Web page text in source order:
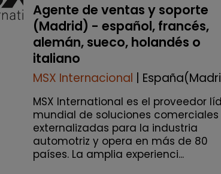
Agente de ventas y soporte
(Madrid) - español, francés,
alemán, sueco, holandés o
italiano
MSX Internacional |
MSX International es el proveedor
mundial de soluciones comerciales
externalizadas para la industria
automotriz y opera en más de 80
países. La amplia experienci...